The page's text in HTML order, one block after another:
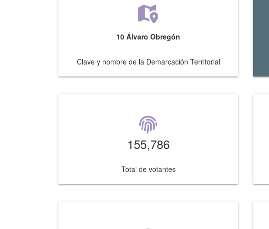
10 Álvaro Obregón
Clave y nombre de la Demarcación Territorial
155,786
Total de votantes